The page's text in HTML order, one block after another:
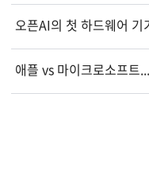
오픈AI의 첫 하드웨어
애플 vs 마이크로소프트